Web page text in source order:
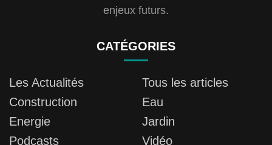
enjeux futurs.
CATÉGORIES
Les Actualités
Tous les articles
Construction
Eau
Energie
Jardin
Podcasts
Vidéo